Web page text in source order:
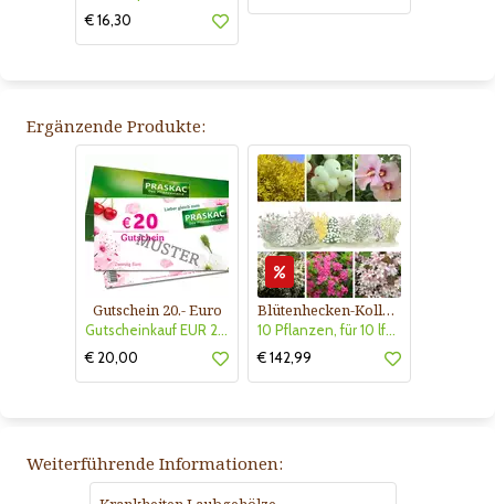
€ 16,30
Ergänzende Produkte:
Gutschein 20.- Euro
Gutscheinkauf EUR 20.-
€ 20,00
Blütenhecken-Kollektion Nr. 401
10 Pflanzen, für 10 lfm Hecke, sonnig
€ 142,99
Weiterführende Informationen: